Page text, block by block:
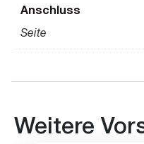
Anschluss
Seite
Weitere